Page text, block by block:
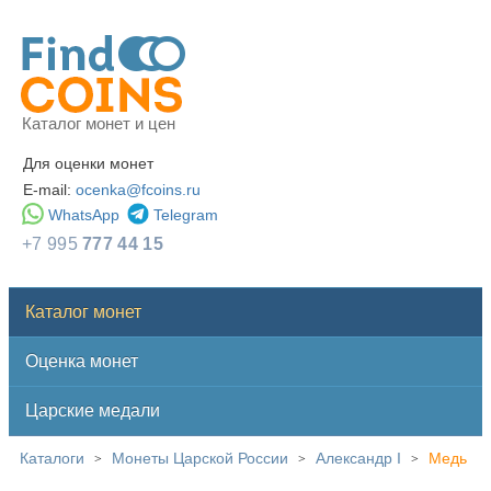
Каталог монет и цен
Для оценки монет
E-mail: ocenka@fcoins.ru
WhatsApp
Telegram
+7 995777 44 15
Каталог монет
Оценка монет
Царские медали
Каталоги > Монеты Царской России > Александр I > Медь